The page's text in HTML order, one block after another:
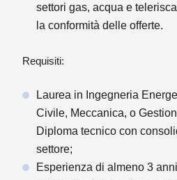
settori gas, acqua e
la conformità delle offerte.
Requisiti:
Laurea in Ingegneria
Civile, Meccanica, o
Diploma tecnico con
settore;
Esperienza di almeno 3